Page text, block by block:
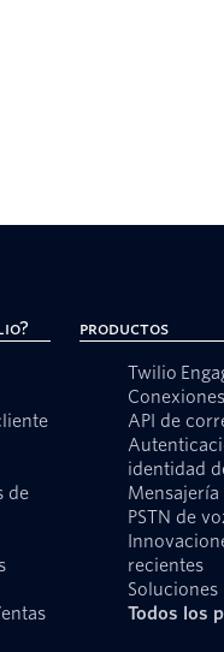
de
Productos
Twilio
Conexiones
API de
identidad
Mensajería
PSTN de
recientes
Todos los